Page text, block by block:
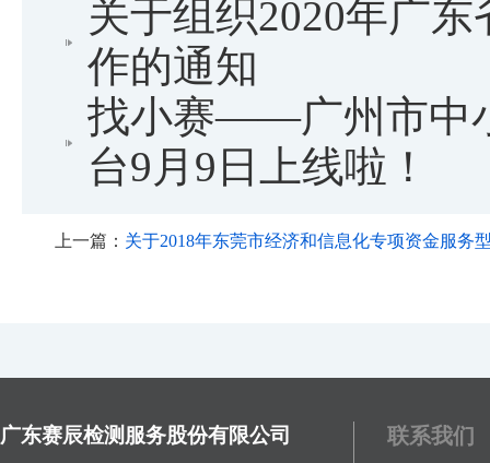
关于组织2020年广
作的通知
找小赛——广州市中
台9月9日上线啦！
上一篇： 关于2018年东莞市经济和信息化专项资金服务
广东赛辰检测服务股份有限公司
联系我们